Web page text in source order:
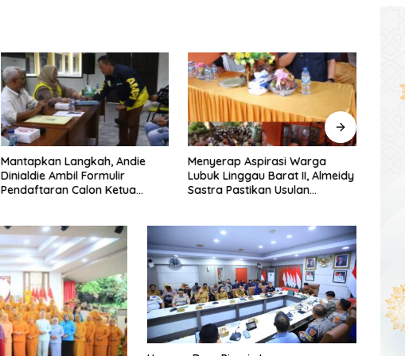
Menyerap Aspirasi Warga
Lubuk Linggau Barat II, Almeidy
Sastra Pastikan Usulan
Warga Keluhkan Kemacetan di
Simpang Tegal Binangun,
Dishub Diharapkan Turun